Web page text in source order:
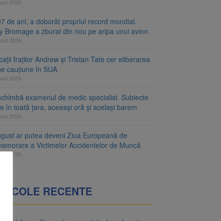
2026
de ani, a doborât propriul record mondial.
Bromage a zburat din nou pe aripa unui avion
2026
fraților Andrew și Tristan Tate cer eliberarea
cauțiune în SUA
2026
examenul de medic specialist. Subiecte
în toată țara, aceeași oră și același barem
2026
ar putea deveni Ziua Europeană de
a Victimelor Accidentelor de Muncă
2026
RECENTE